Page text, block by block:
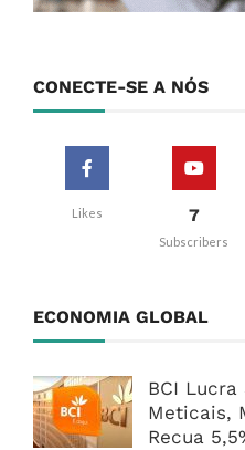
CONECTE-SE A NÓS
Likes 7
Subscribers
ECONOMIA GLOBAL
BCI
Meticais,
Recua